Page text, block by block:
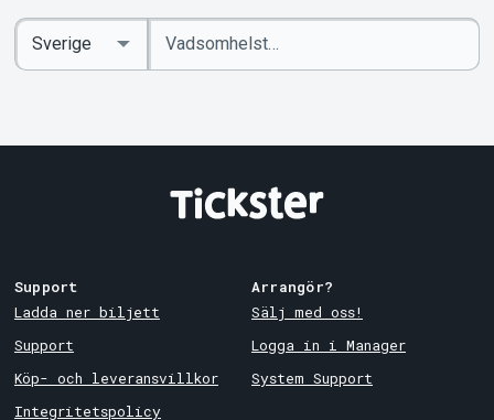
Ange
sökord
Select
Country
Support
Ladda ner biljett
Support
Köp- och leveransvillkor
Integritetspolicy
Arrangör?
Sälj med oss!
Logga in i Manager
System Support